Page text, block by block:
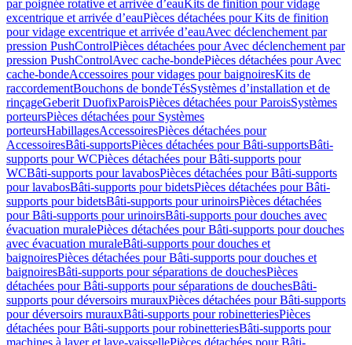
par poignée rotative et arrivée d’eauKits de finition pour vidage
excentrique et arrivée d’eauPièces détachées pour Kits de finition
pour vidage excentrique et arrivée d’eauAvec déclenchement par
pression PushControlPièces détachées pour Avec déclenchement par
pression PushControlAvec cache-bondePièces détachées pour Avec
cache-bondeAccessoires pour vidages pour baignoiresKits de
raccordementBouchons de bondeTésSystèmes d’installation et de
rinçageGeberit DuofixParoisPièces détachées pour ParoisSystèmes
porteursPièces détachées pour Systèmes
porteursHabillagesAccessoiresPièces détachées pour
AccessoiresBâti-supportsPièces détachées pour Bâti-supportsBâti-
supports pour WCPièces détachées pour Bâti-supports pour
WCBâti-supports pour lavabosPièces détachées pour Bâti-supports
pour lavabosBâti-supports pour bidetsPièces détachées pour Bâti-
supports pour bidetsBâti-supports pour urinoirsPièces détachées
pour Bâti-supports pour urinoirsBâti-supports pour douches avec
évacuation muralePièces détachées pour Bâti-supports pour douches
avec évacuation muraleBâti-supports pour douches et
baignoiresPièces détachées pour Bâti-supports pour douches et
baignoiresBâti-supports pour séparations de douchesPièces
détachées pour Bâti-supports pour séparations de douchesBâti-
supports pour déversoirs murauxPièces détachées pour Bâti-supports
pour déversoirs murauxBâti-supports pour robinetteriesPièces
détachées pour Bâti-supports pour robinetteriesBâti-supports pour
machines à laver et lave-vaissellePièces détachées pour Bâti-